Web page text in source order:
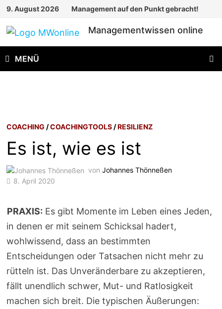
Zum
springen
9. August 2026 Management auf den Punkt gebracht!
Managementwissen online
MENÜ
COACHING /COACHINGTOOLS /RESILIENZ
Es ist, wie es ist
vonJohannes Thönneßen
8. April 2020
PRAXIS: Es gibt Momente im Leben eines Jeden,
in denen er mit seinem Schicksal hadert,
wohlwissend, dass an bestimmten
Entscheidungen oder Tatsachen nicht mehr zu
rütteln ist. Das Unveränderbare zu akzeptieren,
fällt unendlich schwer, Mut- und Ratlosigkeit
machen sich breit. Die typischen Äußerungen: